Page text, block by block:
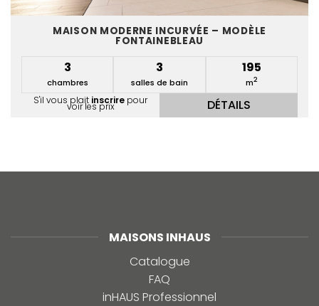
MAISON MODERNE INCURVÉE – MODÈLE
FONTAINEBLEAU
3
chambres
3
salles de bain
195
m2
S'il vous plait inscrire pour
voir les prix DÉTAILS
MAISONS INHAUS
Catalogue
FAQ
inHAUS Professionnel